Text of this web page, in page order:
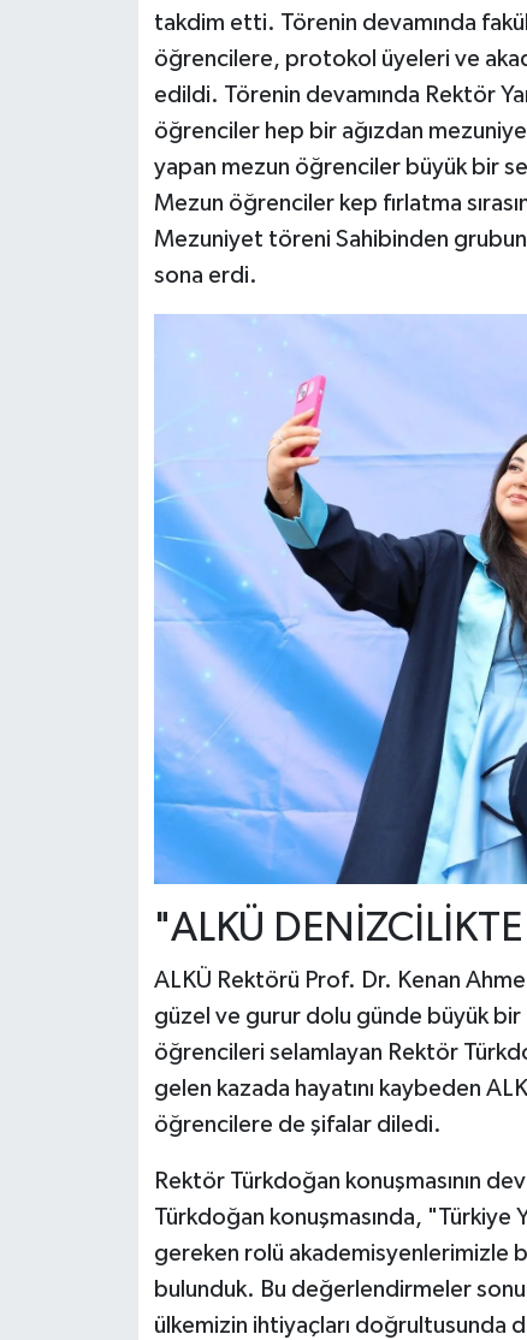
takdim etti. Törenin devamında
öğrencilere, protokol üyeleri ve
edildi. Törenin devamında Rektör
öğrenciler hep bir ağızdan
yapan mezun öğrenciler büyük bir
Mezun öğrenciler kep fırlatma
Mezuniyet töreni Sahibinden
sona erdi.
"ALKÜ
ALKÜ Rektörü Prof. Dr. Kenan
güzel ve gurur dolu günde büyük bir
öğrencileri selamlayan Rektör
gelen kazada hayatını kaybeden
öğrencilere de şifalar diledi.
Rektör Türkdoğan konuşmasının
Türkdoğan konuşmasında, "Türkiye
gereken rolü akademisyenlerimizle
bulunduk. Bu değerlendirmeler
ülkemizin ihtiyaçları doğrultusunda